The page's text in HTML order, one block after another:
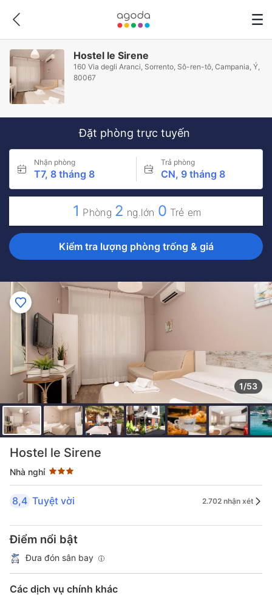
Hostel le Sirene
160 Via degli Aranci, Sorrento, Sô-ren-tô, Campania, Ý,
80067
Đặt phòng trực tuyến
Nhận phòng
T7, 8 tháng 8
Trả phòng
CN, 9 tháng 8
1 Phòng 2 ng.lớn 0 Trẻ em
Kiểm tra lượng phòng trống & giá
1/53
Hostel le Sirene
Nhà nghỉ
Đánh giá sao 3 sao
8,4 Tuyệt vời 2.702 nhận xét
Điểm nổi bật
Đưa đón sân bay
Các dịch vụ chính khác